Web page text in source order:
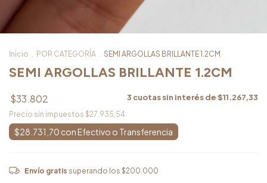
Inicio . POR CATEGORÍA . SEMI ARGOLLAS BRILLANTE 1.2CM
SEMI ARGOLLAS BRILLANTE 1.2CM
$33.802 3 cuotas sin interés de$11.267,33
Precio sin impuestos $27.935,54
$28.731,70 con
Envío gratis superando los $200.000